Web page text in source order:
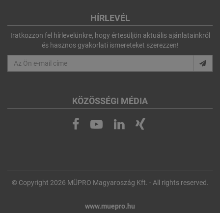
HÍRLEVÉL
Iratkozzon fel hírlevelünkre, hogy értesüljön aktuális ajánlatainkról
és hasznos gyakorlati ismereteket szerezzen!
KÖZÖSSÉGI MÉDIA
© Copyright 2026 MÜPRO Magyaroszág Kft. - All rights reserved.
www.muepro.hu